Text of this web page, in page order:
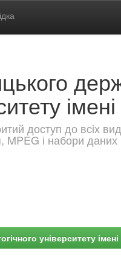
доступ до всіх
MPEG і набори даних
університету